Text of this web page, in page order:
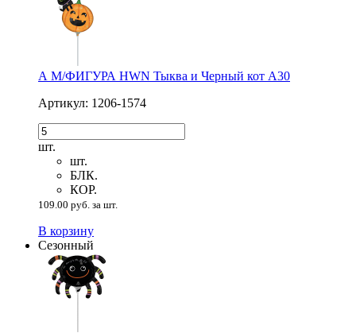
А М/ФИГУРА HWN Тыква и Черный кот А30
Артикул: 1206-1574
шт.
шт.
БЛК.
КОР.
109.00 руб. за шт.
В корзину
Сезонный